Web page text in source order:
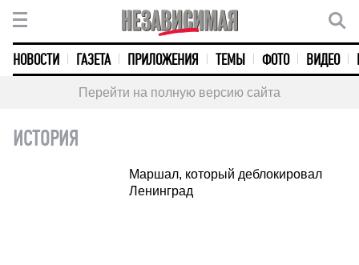
НОВОСТИ ГАЗЕТА ПРИЛОЖЕНИЯ ТЕМЫ ФОТО ВИДЕО
Перейти на полную версию сайта
ИСТОРИЯ
Маршал, который деблокировал
Ленинград